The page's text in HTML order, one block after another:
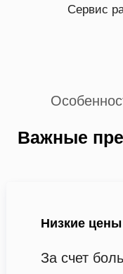
Сервис
Важные
Низкие цены
За счет